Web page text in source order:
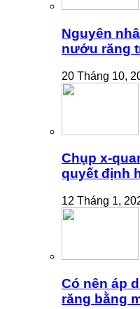
Nguyên
nướu răng
20 Tháng 10,
Chụp x-
quyết định
12 Tháng 1,
Có nên áp
răng bằng